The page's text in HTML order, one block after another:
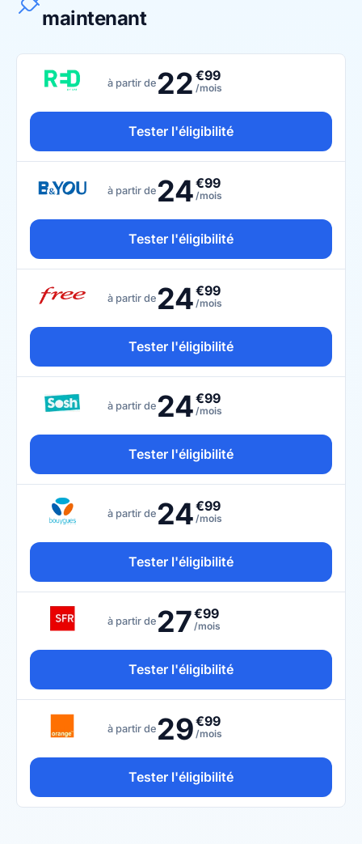
maintenant
à partir de 22 €99
/mois
Tester l'éligibilité
à partir de 24€99
/mois
Tester l'éligibilité
à partir de 24€99
/mois
Tester l'éligibilité
à partir de 24€99
/mois
Tester l'éligibilité
à partir de 24€99
/mois
Tester l'éligibilité
à partir de 27€99
/mois
Tester l'éligibilité
à partir de 29€99
/mois
Tester l'éligibilité